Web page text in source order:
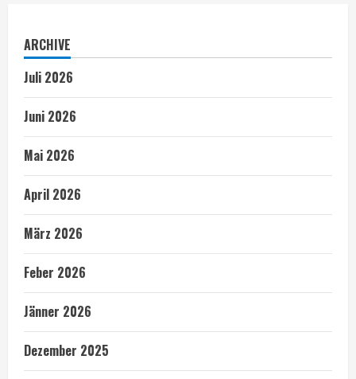
ARCHIVE
Juli 2026
Juni 2026
Mai 2026
April 2026
März 2026
Feber 2026
Jänner 2026
Dezember 2025